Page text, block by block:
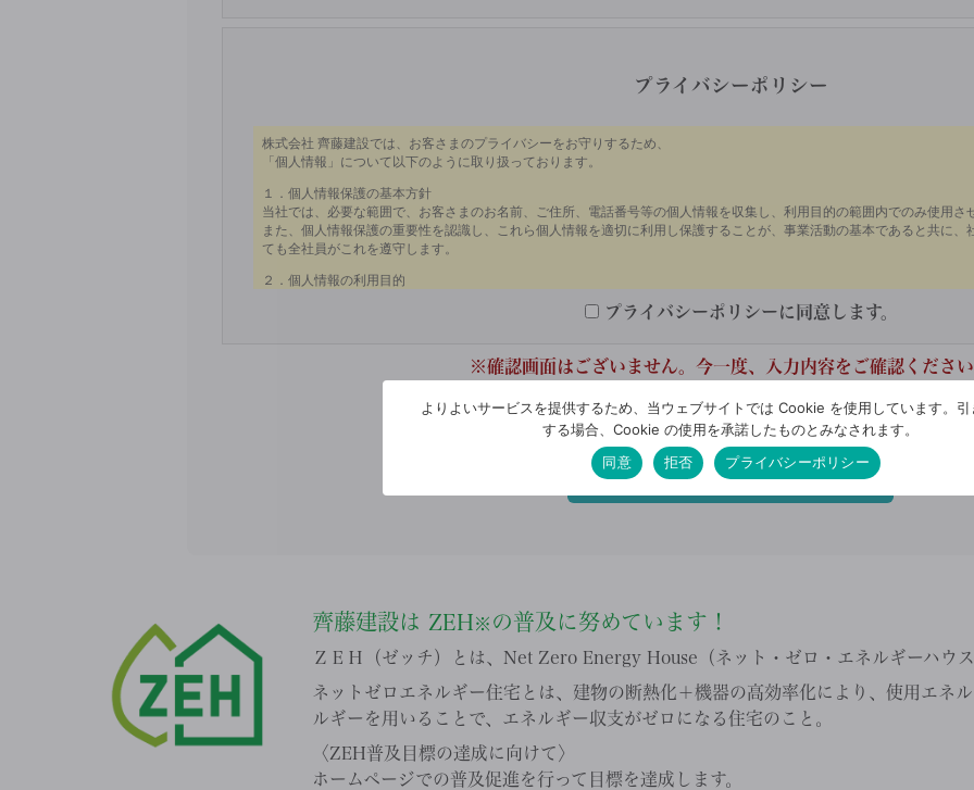
プライバシーポリシー
プライバシーポリシーに同意します。
※確認画面はございません。今一度、入力内容をご確認ください
確認しました
齊藤建設は ZEH※ の普及に努めています！
ＺＥＨ（ゼッチ）とは、Net Zero Energy House（ネット・ゼロ・エネルギーハウス
ネットゼロエネルギー住宅とは、建物の断熱化＋機器の高効率化により、使用エネ
ルギーを用いることで、エネルギー収支がゼロになる住宅のこと。
〈ZEH普及目標の達成に向けて〉
ホームページでの普及促進を行って目標を達成します。
よりよいサービスを提供するため、当ウェブサイトでは Cookie を使用しています。引
する場合、Cookie の使用を承諾したものとみなされます。
同意
拒否 プライバシーポリシー